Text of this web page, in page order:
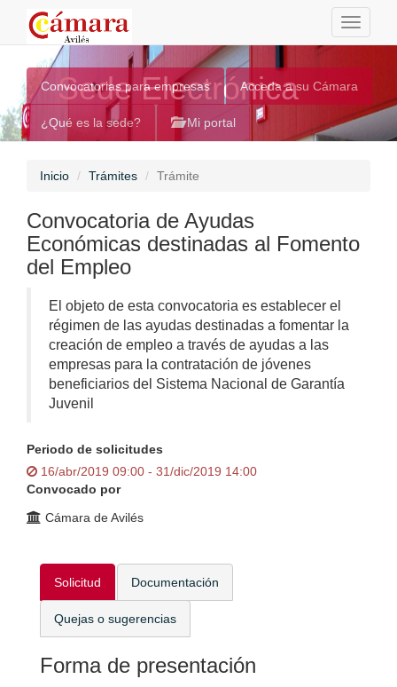
Toggle
Sede Electrónica
Convocatorias para empresas Acceda a su Cámara
¿Qué es la sede? Mi portal
Inicio Trámites Trámite
Convocatoria de Ayudas
Económicas destinadas al Fomento
del Empleo
El objeto de esta convocatoria es establecer el
régimen de las ayudas destinadas a fomentar la
creación de empleo a través de ayudas a las
empresas para la contratación de jóvenes
beneficiarios del Sistema Nacional de Garantía
Juvenil
Periodo de solicitudes
16/abr/2019 09:00 - 31/dic/2019 14:00
Convocado por
Cámara de Avilés
Solicitud Documentación
Quejas o sugerencias
Forma de presentación